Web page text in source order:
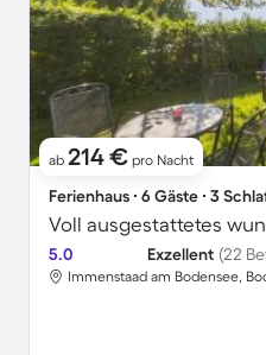
ab 214 € pro Nacht
Ferienhaus ∙ 6 Gäste ∙ 3
5.0 Exzellent (22
Immenstaad am Bodensee,